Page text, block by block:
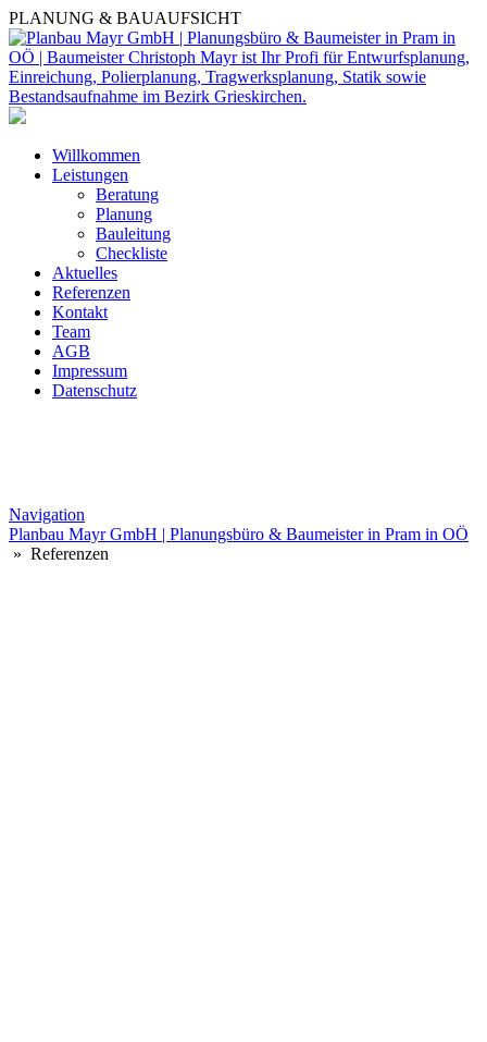
PLANUNG & BAUAUFSICHT
Willkommen
Leistungen
Beratung
Planung
Bauleitung
Checkliste
Aktuelles
Referenzen
Kontakt
Team
AGB
Impressum
Datenschutz
Navigation
Planbau Mayr GmbH | Planungsbüro & Baumeister in Pram in OÖ
» Referenzen